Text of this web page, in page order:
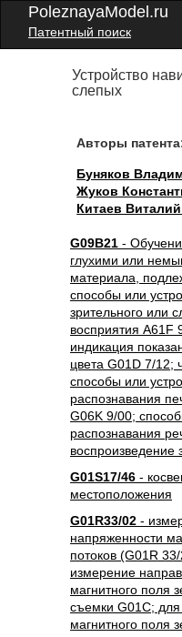
PoleznayaModel.ru
Патентный поиск
Устройство
слепых
Авторы
Буняков
Жуков
Китаев
G09B21 -
глухими или
материала,
способы или
зрительного или
восприятия A61F
индикация
цвета G01D 7/12;
способы или
распознавания
G06K 9/00;
распознавания
воспроизведение
G01S17/46 -
местоположения
G01R33/02 -
напряженности
потоков (G01R
измерение
магнитного поля
съемки G01C;
магнитного поля